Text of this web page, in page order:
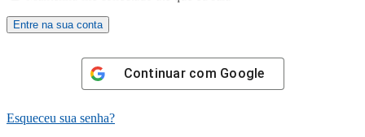
Continuar com Google
Esqueceu sua senha?